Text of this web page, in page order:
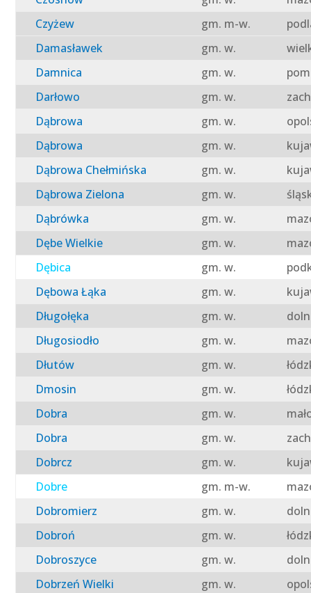
Czyżew
gm. m-w.
Damasławek
gm. w.
Damnica
gm. w.
Darłowo
gm. w.
Dąbrowa
gm. w.
Dąbrowa
gm. w.
Dąbrowa Chełmińska
gm. w.
Dąbrowa Zielona
gm. w.
Dąbrówka
gm. w.
Dębe Wielkie
gm. w.
Dębica
gm. w.
Dębowa Łąka
gm. w.
Długołęka
gm. w.
Długosiodło
gm. w.
Dłutów
gm. w.
Dmosin
gm. w.
Dobra
gm. w.
Dobra
gm. w.
Dobrcz
gm. w.
Dobre
gm. m-w.
Dobromierz
gm. w.
Dobroń
gm. w.
Dobroszyce
gm. w.
Dobrzeń Wielki
gm. w.